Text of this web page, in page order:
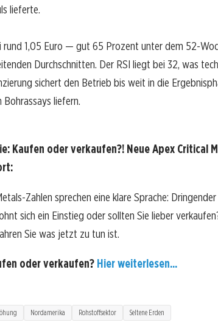
lieferte.
rund 1,05 Euro — gut 65 Prozent unter dem 52-
Durchschnitten. Der RSI liegt bei 32, was
sichert den Betrieb bis weit in die
liefern.
Kaufen oder verkaufen?! Neue Apex Critical
Zahlen sprechen eine klare Sprache:
sich ein Einstieg oder sollten Sie lieber
Sie was jetzt zu tun ist.
oder verkaufen? Hier weiterlesen...
Nordamerika Rohstoffsektor Seltene Erden